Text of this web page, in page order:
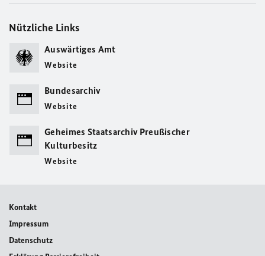
Nützliche Links
Auswärtiges Amt
Website
Bundesarchiv
Website
Geheimes Staatsarchiv Preußischer
Kulturbesitz
Website
Kontakt
Impressum
Datenschutz